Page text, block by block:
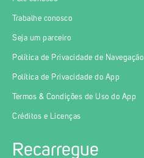
Trabalhe conosco
Seja um parceiro
Política de Privacidade de Navegação
Política de Privacidade do App
Termos & Condições de Uso do App
Créditos e Licenças
Recarregue